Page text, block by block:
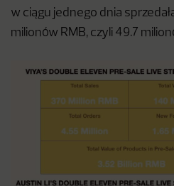
w ciągu jednego dnia
milionów RMB, czyli 49.7